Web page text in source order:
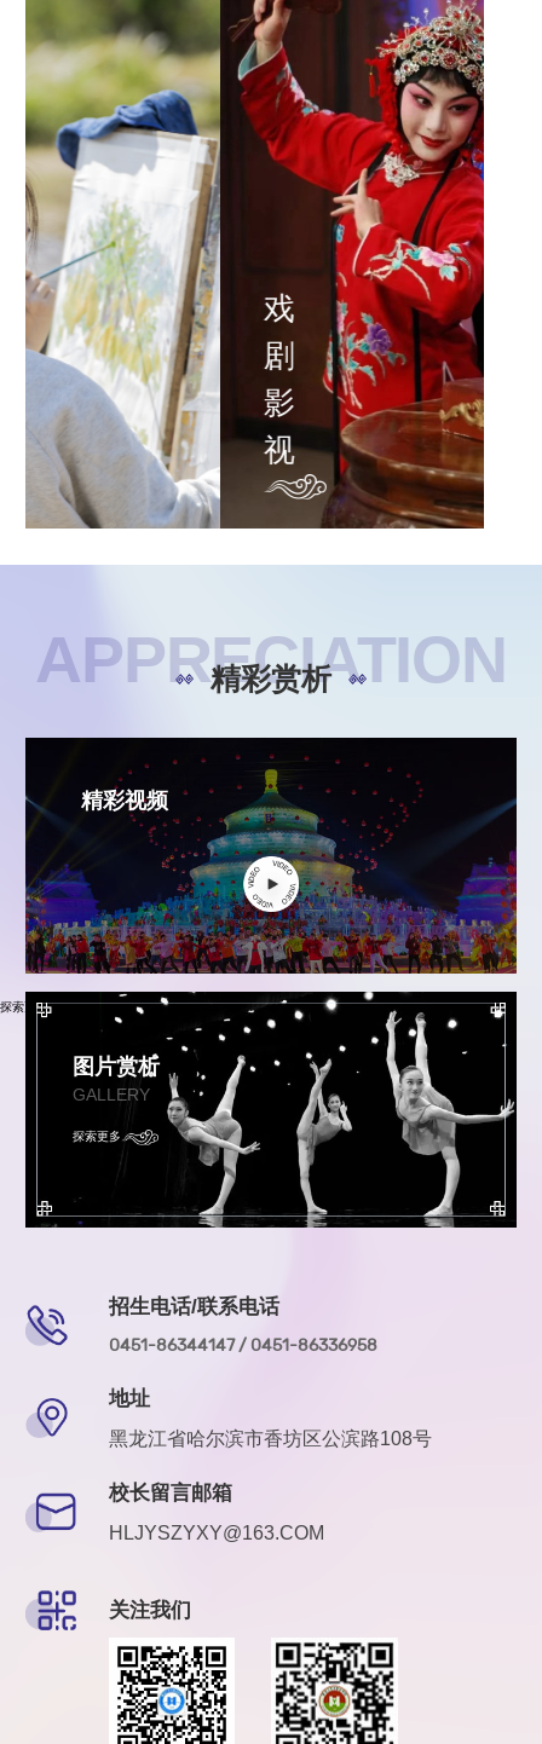
戏
剧
影
视
APPRECIATION
精彩赏析
精彩视频
探索更多
图片赏析
GALLERY
探索更多
招生电话/联系电话
0451-86344147 / 0451-86336958
地址
黑龙江省哈尔滨市香坊区公滨路108号
校长留言邮箱
HLJYSZYXY@163.COM
关注我们